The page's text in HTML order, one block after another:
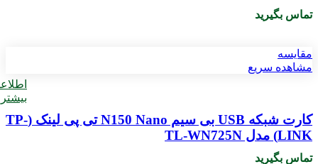
تماس بگیرید
مقایسه
مشاهده سریع
بیشتر
کارت شبکه USB بی‌ سیم N150 Nano تی پی لینک (TP-
LINK) مدل TL-WN725N
تماس بگیرید